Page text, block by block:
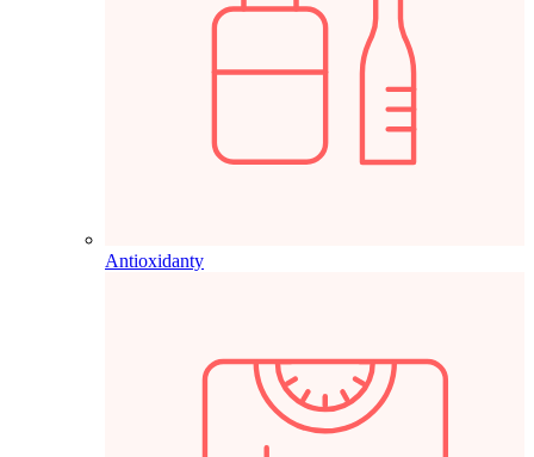
Antioxidanty